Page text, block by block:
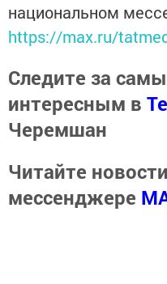
национальном
https://max.ru/
Следите за
интересным в
Черемшан
Читайте
мессенджере